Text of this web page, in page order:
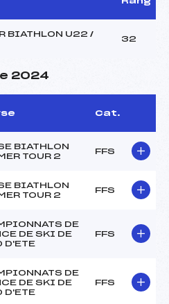
BIATHLON U22 /
32
2024
Cat.
BIATHLON
TOUR 2
FFS
BIATHLON
TOUR 2
FFS
DE
DE SKI DE
D'ETE
FFS
DE
DE SKI DE
D'ETE
FFS